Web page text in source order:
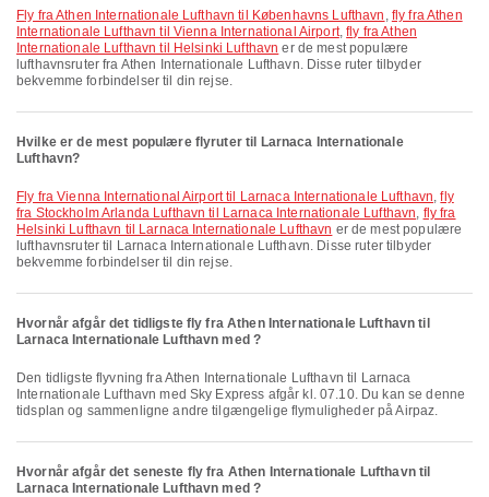
fly fra Athen Internationale Lufthavn til Københavns Lufthavn , fly fra Athen
Internationale Lufthavn til Vienna International Airport,fly fra Athen
Internationale Lufthavn til Helsinki Lufthavn er de mest populære
lufthavnsruter fra Athen Internationale Lufthavn. Disse ruter tilbyder
bekvemme forbindelser til din rejse.
Hvilke er de mest populære flyruter til Larnaca Internationale
Lufthavn?
fly fra Vienna International Airport til Larnaca Internationale Lufthavn,fly
fra Stockholm Arlanda Lufthavn til Larnaca Internationale Lufthavn, fly fra
Helsinki Lufthavn til Larnaca Internationale Lufthavn er de mest populære
lufthavnsruter til Larnaca Internationale Lufthavn. Disse ruter tilbyder
bekvemme forbindelser til din rejse.
Hvornår afgår det tidligste fly fra Athen Internationale Lufthavn til
Larnaca Internationale Lufthavn med ?
Den tidligste flyvning fra Athen Internationale Lufthavn til Larnaca
Internationale Lufthavn med Sky Express afgår kl. 07.10. Du kan se denne
tidsplan og sammenligne andre tilgængelige flymuligheder på Airpaz.
Hvornår afgår det seneste fly fra Athen Internationale Lufthavn til
Larnaca Internationale Lufthavn med ?